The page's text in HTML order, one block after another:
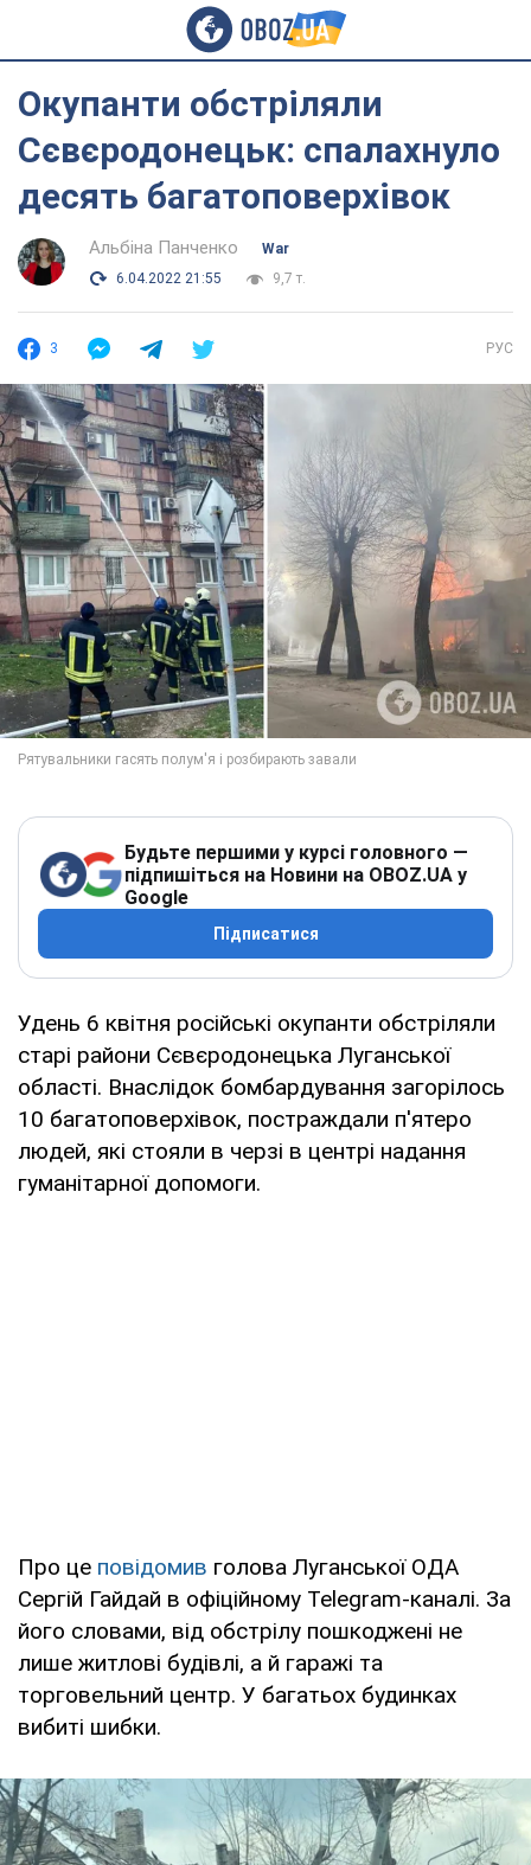
Окупанти обстріляли
Сєвєродонецьк: спалахнуло
десять багатоповерхівок
Альбіна Панченко
War
6.04.2022 21:55
9,7 т.
3 РУС
Будьте першими у курсі головного —
підпишіться на Новини на OBOZ.UA у
Google
Підписатися
Удень 6 квітня російські окупанти обстріляли
старі райони Сєвєродонецька Луганської
області. Внаслідок бомбардування загорілось
10 багатоповерхівок, постраждали п'ятеро
людей, які стояли в черзі в центрі надання
гуманітарної допомоги.
Про це повідомив голова Луганської ОДА
Сергій Гайдай в офіційному Telegram-каналі. За
його словами, від обстрілу пошкоджені не
лише житлові будівлі, а й гаражі та
торговельний центр. У багатьох будинках
вибиті шибки.